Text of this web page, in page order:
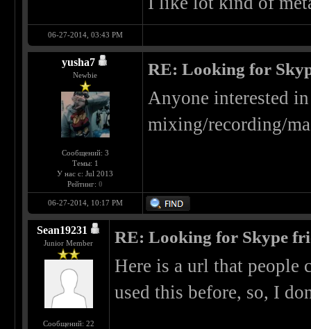
06-27-2014, 03:43 PM
yusha7
Newbie
Сообщений: 3
Темы: 1
У нас с: Jul 2013
Рейтинг:0
RE: Looking for
Anyone interested
mixing/recording/
06-27-2014, 10:17 PM
Sean19231
Junior Member
Сообщений: 22
RE: Looking for Skype
Here is a url that people
used this before, so, I